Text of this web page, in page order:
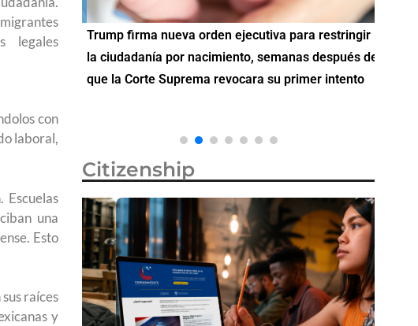
legales
con
laboral,
una
Esto
raíces
y
Trump firma nueva orden ejecutiva para restringir
la ciudadanía por nacimiento, semanas después de
que la Corte Suprema revocara su primer intento
Citizenship